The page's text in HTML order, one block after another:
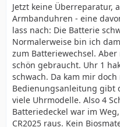
Jetzt keine Überreparatur,
Armbanduhren - eine
lass nach: Die Batterie
Normalerweise bin ich
zum Batteriewechsel.
schön gebraucht. Uhr 1
schwach. Da kam mir
Bedienungsanleitung gibt
viele Uhrmodelle. Also 4
Batteriedeckel war im
CR2025 raus. Kein